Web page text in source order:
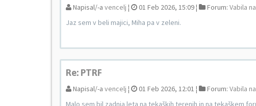
Napisal/-a vencelj ¦ 01 Feb 2026, 15:09 ¦ Forum: Vabila
Jaz sem v beli majici, Miha pa v zeleni.
Re: PTRF
Napisal/-a vencelj ¦ 01 Feb 2026, 12:01 ¦ Forum: Vabila
Malo sem bil zadnja leta na tekaških terenih in na tekaškem